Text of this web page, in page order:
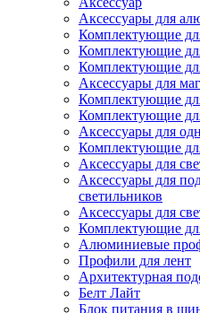
Аксессуары для
Комплектующие
Комплектующие
Комплектующие
Аксессуары для
Комплектующие
Комплектующие
Аксессуары для
Комплектующие
Аксессуары для
Аксессуары для
светильников
Аксессуары для
Комплектующие
Алюминиевые
Профили для лент
Архитектурная
Белт Лайт
Блок питания в